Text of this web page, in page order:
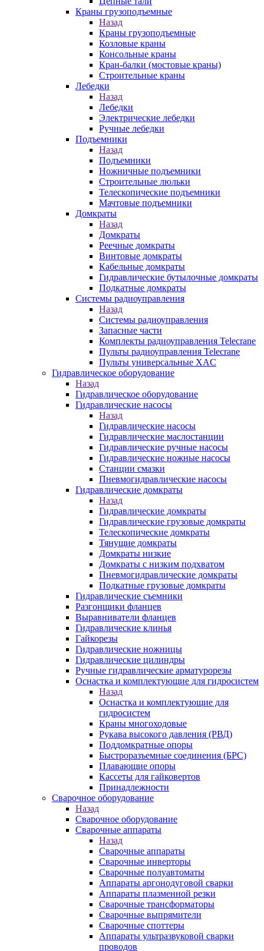
Краны грузоподъемные
Назад
Краны грузоподъемные
Козловые краны
Консольные краны
Кран-балки (мостовые краны)
Строительные краны
Лебедки
Назад
Лебедки
Электрические лебедки
Ручные лебедки
Подъемники
Назад
Подъемники
Ножничные подъемники
Строительные люльки
Телескопические подъемники
Мачтовые подъемники
Домкраты
Назад
Домкраты
Реечные домкраты
Винтовые домкраты
Кабельные домкраты
Гидравлические бутылочные домкраты
Подкатные домкраты
Системы радиоуправления
Назад
Системы радиоуправления
Запасные части
Комплекты радиоуправления Telecrane
Пульты радиоуправления Telecrane
Пульты универсальные XAC
Гидравлическое оборудование
Назад
Гидравлическое оборудование
Гидравлические насосы
Назад
Гидравлические насосы
Гидравлические маслостанции
Гидравлические ручные насосы
Гидравлические ножные насосы
Станции смазки
Пневмогидравлические насосы
Гидравлические домкраты
Назад
Гидравлические домкраты
Гидравлические грузовые домкраты
Телескопические домкраты
Тянущие домкраты
Домкраты низкие
Домкраты с низким подхватом
Пневмогидравлические домкраты
Подкатные грузовые домкраты
Гидравлические съемники
Разгонщики фланцев
Выравниватели фланцев
Гидравлические клинья
Гайкорезы
Гидравлические ножницы
Гидравлические цилиндры
Ручные гидравлические арматурорезы
Оснастка и комплектующие для гидросистем
Назад
Оснастка и комплектующие для
гидросистем
Краны многоходовые
Рукава высокого давления (РВД)
Поддомкратные опоры
Быстроразъемные соединения (БРС)
Плавающие опоры
Кассеты для гайковертов
Принадлежности
Сварочное оборудование
Назад
Сварочное оборудование
Сварочные аппараты
Назад
Сварочные аппараты
Сварочные инверторы
Сварочные полуавтоматы
Аппараты аргонодуговой сварки
Аппараты плазменной резки
Сварочные трансформаторы
Сварочные выпрямители
Сварочные споттеры
Аппараты ультразвуковой сварки
проводов